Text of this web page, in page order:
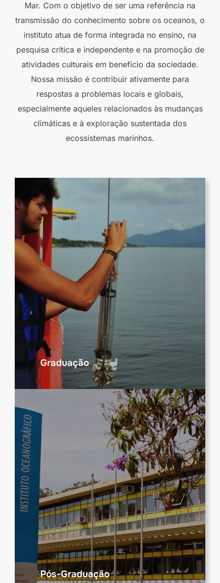
Mar. Com o objetivo de ser uma referência na
transmissão do conhecimento sobre os oceanos, o
instituto atua de forma integrada no ensino, na
pesquisa crítica e independente e na promoção de
atividades culturais em benefício da sociedade.
Nossa missão é contribuir ativamente para
respostas a problemas locais e globais,
especialmente aqueles relacionados às mudanças
climáticas e à exploração sustentada dos
ecossistemas marinhos.
Graduação
Pós-Graduação